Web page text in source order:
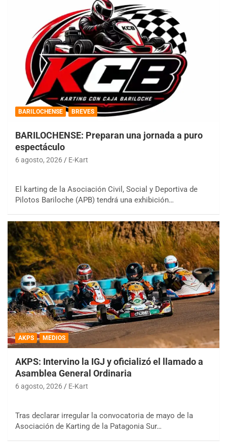
BARILOCHENSE BREVES
BARILOCHENSE: Preparan una jornada a puro
espectáculo
6 agosto, 2026 E-Kart
El karting de la Asociación Civil, Social y Deportiva de
Pilotos Bariloche (APB) tendrá una exhibición…
AKPS MEDIOS
AKPS: Intervino la IGJ y oficializó el llamado a
Asamblea General Ordinaria
6 agosto, 2026 E-Kart
Tras declarar irregular la convocatoria de mayo de la
Asociación de Karting de la Patagonia Sur…